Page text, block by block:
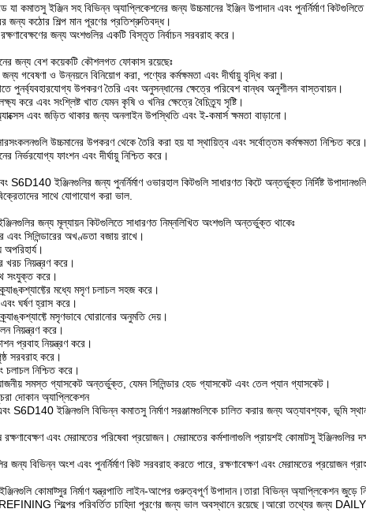
ইঞ্জিন সহ বিভিন্ন অ্যাপ্লিকেশনের জন্য উচ্চমানের ইঞ্জিন উপাদান এবং পুনর্নির্মাণ কিটগুলিতে
জন্য কঠোর শিল্প মান পূরণের প্রতিশ্রুতিবদ্ধ।
রক্ষণাবেক্ষণের জন্য অংশগুলির একটি বিস্তৃত নির্বাচন সরবরাহ করে।
জন্য বেশ কয়েকটি কৌশলগত ফোকাস রয়েছেঃ
ও উন্নয়নে বিনিয়োগ করা, পণ্যের কর্মক্ষমতা এবং দীর্ঘায়ু বৃদ্ধি করা।
পুনর্ব্যবহারযোগ্য উপকরণ তৈরি এবং অনুসন্ধানের ক্ষেত্রে পরিবেশ বান্ধব অনুশীলন বাস্তবায়ন।
করে এবং সংশ্লিষ্ট খাত যেমন কৃষি ও খনির ক্ষেত্রে বৈচিত্র্য সৃষ্টি।
এবং জড়িত থাকার জন্য অনলাইন উপস্থিতি এবং ই-কমার্স ক্ষমতা বাড়ানো।
উচ্চমানের উপকরণ থেকে তৈরি করা হয় যা স্থায়িত্ব এবং সর্বোত্তম কর্মক্ষমতা নিশ্চিত
নির্ভরযোগ্য ফাংশন এবং দীর্ঘায়ু নিশ্চিত করে।
ইঞ্জিনগুলির জন্য পুনর্নির্মাণ ওভারহাল কিটগুলি সাধারণত কিটে অন্তর্ভুক্ত নির্দিষ্ট
সাথে যোগাযোগ করা ভাল.
জন্য মূল্যায়ন কিটগুলিতে সাধারণত নিম্নলিখিত অংশগুলি অন্তর্ভুক্ত থাকেঃ
এবং সিলিন্ডারের অখণ্ডতা বজায় রাখে।
খরচ নিয়ন্ত্রণ করে।
সংযুক্ত করে।
মধ্যে মসৃণ চলাচল সহজ করে।
ঘর্ষণ হ্রাস করে।
মসৃণভাবে ঘোরানোর অনুমতি দেয়।
নিয়ন্ত্রণ করে।
প্রবাহ নিয়ন্ত্রণ করে।
সরবরাহ করে।
নিশ্চিত করে।
সমস্ত গ্যাসকেট অন্তর্ভুক্ত, যেমন সিলিন্ডার হেড গ্যাসকেট এবং তেল প্যান গ্যাসকেট।
দোকান অ্যাপ্লিকেশন
ইঞ্জিনগুলি বিভিন্ন কমাতসু নির্মাণ সরঞ্জামগুলিকে চালিত করার জন্য অত্যাবশ্যক, ভূমি
এবং মেরামতের পরিষেবা প্রয়োজন। মেরামতের কর্মশালাগুলি প্রায়শই কোমাটসু ইঞ্জিনগুলির
জন্য বিভিন্ন অংশ এবং পুনর্নির্মাণ কিট সরবরাহ করতে পারে, রক্ষণাবেক্ষণ এবং মেরামতের প্রয়োজন
কোমাট্সুর নির্মাণ যন্ত্রপাতি লাইন-আপের গুরুত্বপূর্ণ উপাদান।তারা বিভিন্ন অ্যাপ্লিকেশন জুড়ে
শিল্পের পরিবর্তিত চাহিদা পূরণের জন্য ভাল অবস্থানে রয়েছে।আরো তথ্যের জন্য